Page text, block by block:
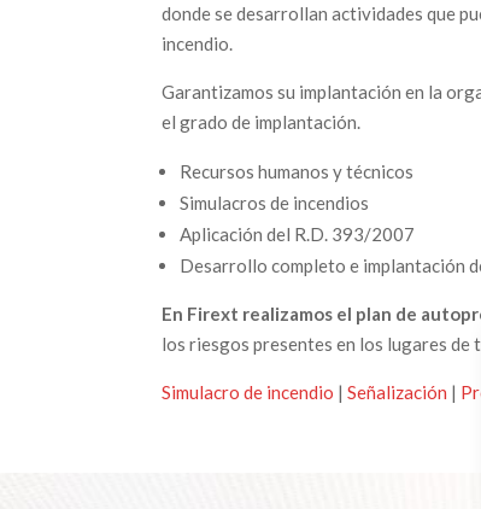
donde se desarrollan actividades que
incendio.
Garantizamos su implantación en la
el grado de implantación.
Recursos humanos y técnicos
Simulacros de incendios
Aplicación del R.D. 393/2007
Desarrollo completo e implantación
En Firext realizamos el plan de
los riesgos presentes en los lugares de
Simulacro de incendio |Señalización |